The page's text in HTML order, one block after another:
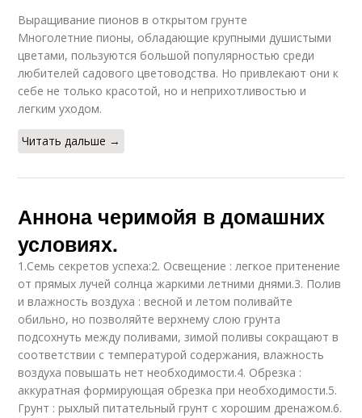
Выращивание пионов в открытом грунте
Многолетние пионы, обладающие крупными душистыми
цветами, пользуются большой популярностью среди
любителей садового цветоводства. Но привлекают они к
себе не только красотой, но и неприхотливостью и
легким уходом.
Читать дальше →
Аннона черимойя в домашних
условиях.
1.Семь секретов успеха:2. Освещение : легкое притенение
от прямых лучей солнца жаркими летними днями.3. Полив
и влажность воздуха : весной и летом поливайте
обильно, но позволяйте верхнему слою грунта
подсохнуть между поливами, зимой поливы сокращают в
соответствии с температурой содержания, влажность
воздуха повышать нет необходимости.4. Обрезка :
аккуратная формирующая обрезка при необходимости.5.
Грунт : рыхлый питательный грунт с хорошим дренажом.6.